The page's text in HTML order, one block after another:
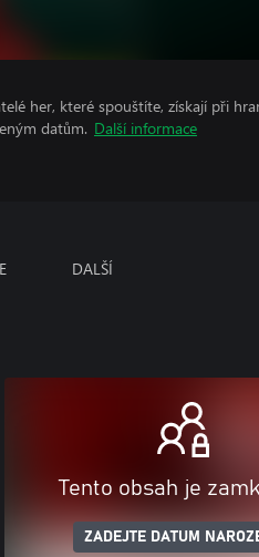
her, které spouštíte, získají při
datům. Další informace
DALŠÍ
Tento obsah je
ZADEJTE DATUM